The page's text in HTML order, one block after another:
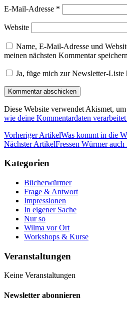
E-Mail-Adresse *
Website
Name, E-Mail-Adresse und
meinen nächsten Kommentar
Ja, füge mich zur Newsletter-Liste
Diese Website verwendet Akismet,
wie deine Kommentardaten
Vorheriger ArtikelWas kommt in die
Nächster ArtikelFressen Würmer
Kategorien
Bücherwürmer
Frage & Antwort
Impressionen
In eigener Sache
Nur so
Wilma vor Ort
Workshops & Kurse
Veranstaltungen
Keine Veranstaltungen
Newsletter abonnieren